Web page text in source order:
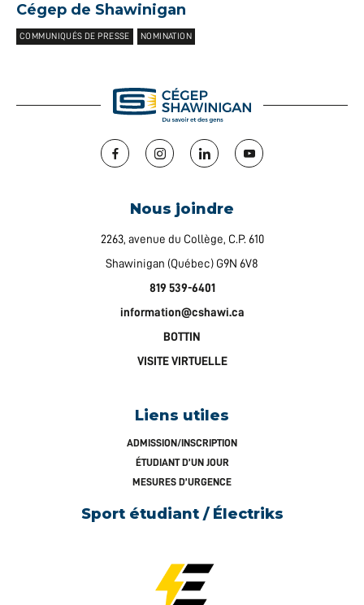
Cégep de Shawinigan
COMMUNIQUÉS DE PRESSE NOMINATION
Sport étudiant / Électriks
Facebook Instagram LinkedIn YouTube
Nous joindre
2263, avenue du Collège, C.P. 610
Shawinigan (Québec) G9N 6V8
819 539-6401
information@cshawi.ca
BOTTIN
VISITE VIRTUELLE
Liens utiles
ADMISSION/INSCRIPTION
ÉTUDIANT D’UN JOUR
MESURES D’URGENCE